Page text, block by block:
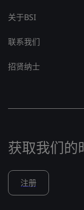
关于BSI
联系我们
招贤纳士
获取我们的
注册